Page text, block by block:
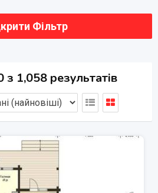
Фільтр
1,058 результатів